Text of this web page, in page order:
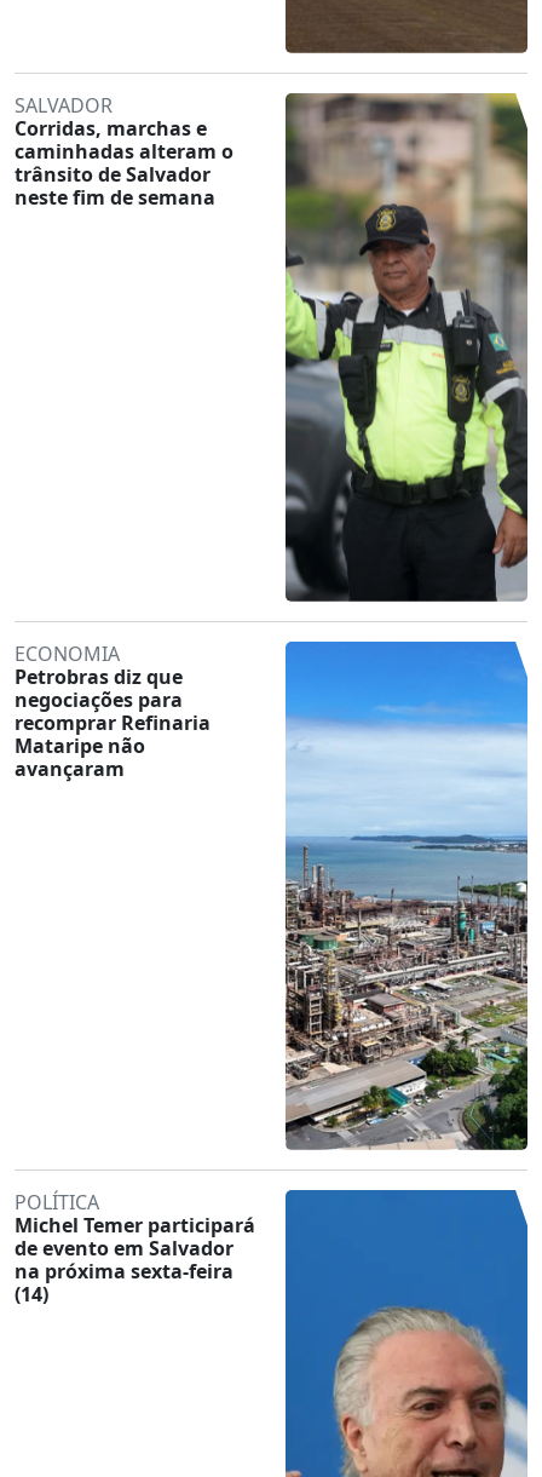
SALVADOR
Corridas, marchas e
caminhadas alteram o
trânsito de Salvador
neste fim de semana
ECONOMIA
Petrobras diz que
negociações para
recomprar Refinaria
Mataripe não
avançaram
POLÍTICA
Michel Temer participará
de evento em Salvador
na próxima sexta-feira
(14)